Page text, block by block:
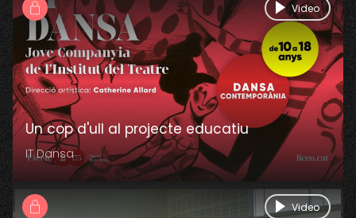
Un cop d'ull al projecte educatiu
IT Dansa
Video
Video